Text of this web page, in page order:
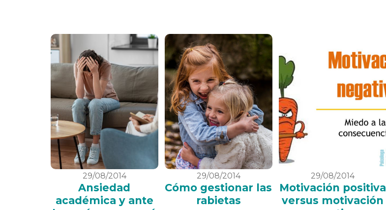
29/08/2014
Ansiedad
académica y ante
29/08/2014
Cómo gestionar las
rabietas
29/08/2014
Motivación positiva
versus motivación